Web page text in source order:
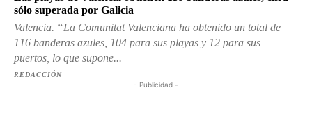
sólo superada por Galicia
Valencia. “La Comunitat Valenciana ha obtenido un total de
116 banderas azules, 104 para sus playas y 12 para sus
puertos, lo que supone...
REDACCIÓN
- Publicidad -